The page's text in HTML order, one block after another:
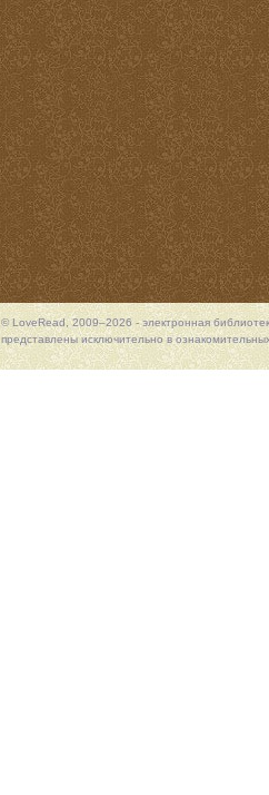
© LoveRead, 2009–2026 - электронная
представлены исключительно в